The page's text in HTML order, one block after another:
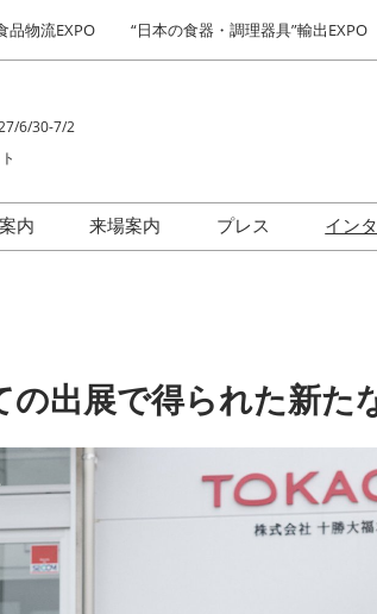
品物流EXPO “日本の食器・調理器具”輸出EXPO
6/30-7/2
内
来場案内
出展社“イチ推し”製品展示ギ
ャラリー
“日本の食品”輸出 EXPO お
気に入り企業セレクトによ
る来場登録ページ
展示会・セミナー参加ポリ
プレス
イン
出展で得られた新た